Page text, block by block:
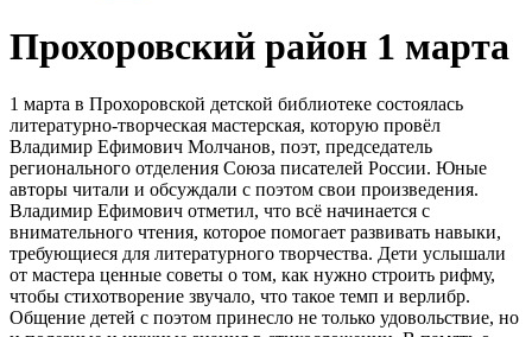
Прохоровский район 1 марта
1 марта в Прохоровской детской библиотеке состоялась
литературно-творческая мастерская, которую провёл
Владимир Ефимович Молчанов, поэт, председатель
регионального отделения Союза писателей России. Юные
авторы читали и обсуждали с поэтом свои произведения.
Владимир Ефимович отметил, что всё начинается с
внимательного чтения, которое помогает развивать навыки,
требующиеся для литературного творчества. Дети услышали
от мастера ценные советы о том, как нужно строить рифму,
чтобы стихотворение звучало, что такое темп и верлибр.
Общение детей с поэтом принесло не только удовольствие, но